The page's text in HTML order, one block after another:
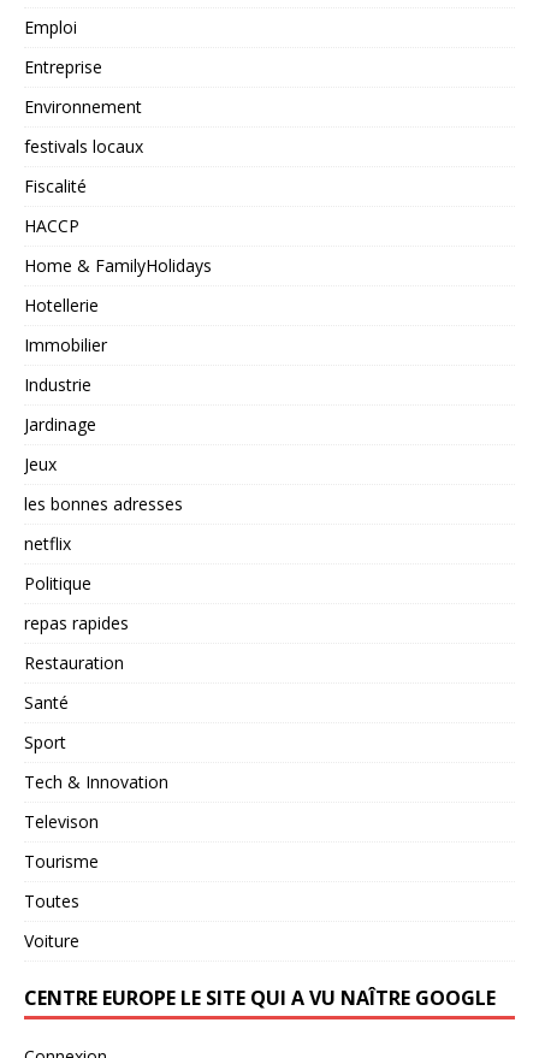
Emploi
Entreprise
Environnement
festivals locaux
Fiscalité
HACCP
Home & FamilyHolidays
Hotellerie
Immobilier
Industrie
Jardinage
Jeux
les bonnes adresses
netflix
Politique
repas rapides
Restauration
Santé
Sport
Tech & Innovation
Televison
Tourisme
Toutes
Voiture
CENTRE EUROPE LE SITE QUI A VU NAÎTRE GOOGLE